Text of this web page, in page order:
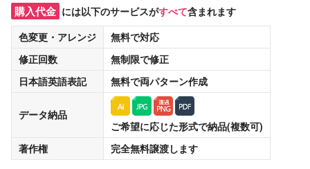
購入代金 には以下のサービスがすべて含まれます
色変更・アレンジ
無料で対応
修正回数
無制限で修正
日本語英語表記
無料で両パターン作成
データ納品
ご希望に応じた形式で納品(複数可)
著作権
完全無料譲渡します